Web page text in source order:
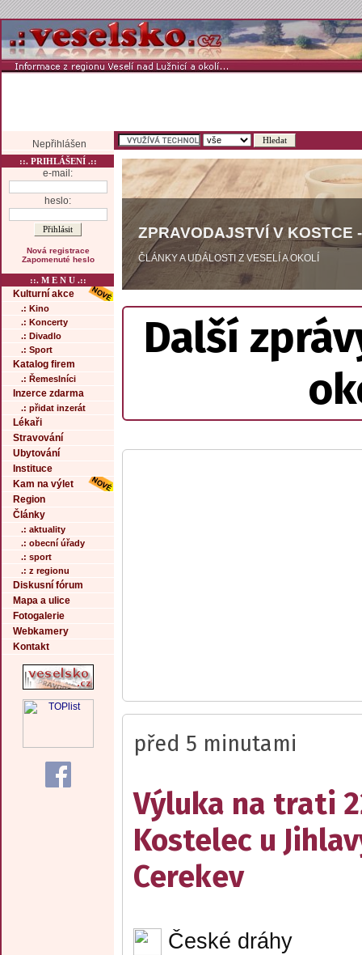
Nepřihlášen
::. PRIHLÁŠENÍ .::
e-mail:
heslo:
Nová registrace
Zapomenuté heslo
::. M E N U .::
Kulturní akce
.: Kino
.: Koncerty
.: Divadlo
.: Sport
Katalog firem
.: Řemeslníci
Inzerce zdarma
.: přidat inzerát
Lékaři
Stravování
Ubytování
Instituce
Kam na výlet
Region
Články
.: aktuality
.: obecní úřady
.: sport
.: z regionu
Diskusní fórum
Mapa a ulice
Fotogalerie
Webkamery
Kontakt
ZPRAVODAJSTVÍ V KOSTCE
ČLÁNKY A UDÁLOSTI Z VESELÍ A OKOLÍ
Další
před 5 minutami
Výluka na trati
Kostelec u
Cerekev
České dráhy